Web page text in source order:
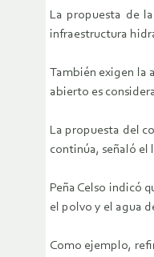
La propuesta de
infraestructura
También exigen la
abierto es
La propuesta del
continúa, señaló el
Peña Celso indicó
el polvo y el agua
Como ejemplo,